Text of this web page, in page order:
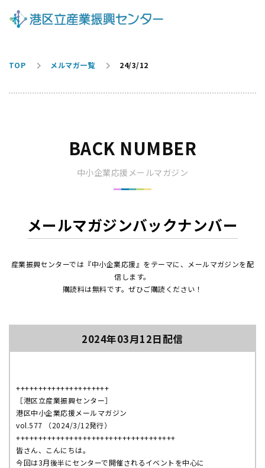
TOP メルマガ一覧 24/3/12
BACK NUMBER
中小企業応援メールマガジン
メールマガジンバックナンバー
産業振興センターでは『中小企業応援』をテーマに、メールマガジンを配
信します。
購読料は無料です。ぜひご購読ください！
2024年03月12日配信
+++++++++++++++++++++
［港区立産業振興センター］
港区中小企業応援メールマガジン
vol.577 （2024/3/12発行）
++++++++++++++++++++++++++++++++++++
皆さん、こんにちは。
今回は3月後半にセンターで開催されるイベントを中心に